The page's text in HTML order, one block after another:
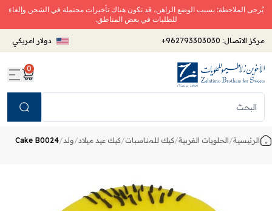
يُرجى الملاحظة: بسبب الوضع الراهن، قد تكون هناك تأخيرات محتملة في الشحن وإلغاء
للطلبات في بعض المناطق.
مركز الاتصال: +962793303030 دولار امريكي
0
الرئيسية/الحلويات الغربية/كيك للمناسبات/كيك عيد ميلاد/ولد/
Cake B0024